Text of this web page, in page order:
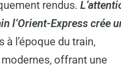
rendus.
l’Orient-Express crée
à l’époque du train,
offrant une